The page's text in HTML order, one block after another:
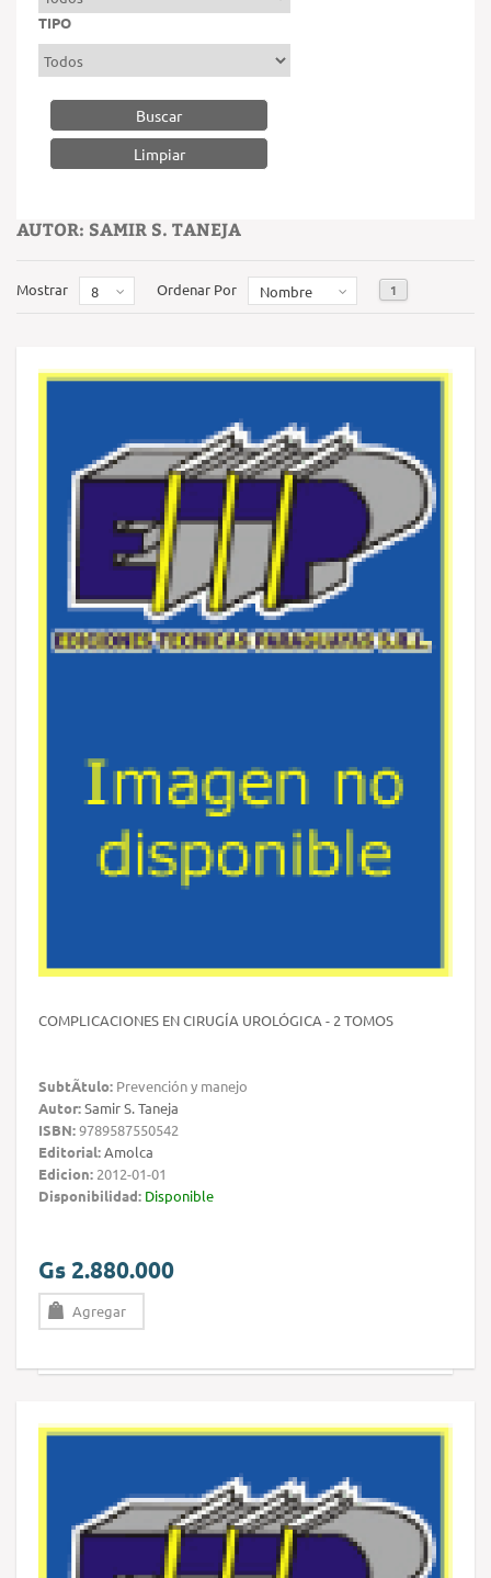
TIPO
Buscar
AUTOR: SAMIR S. TANEJA
Mostrar 8 Ordenar Por Nombre 1
COMPLICACIONES EN CIRUGÍA UROLÓGICA - 2 TOMOS
SubtÃ­tulo: Prevención y manejo
Autor:Samir S. Taneja
ISBN:9789587550542
Editorial:Amolca
Edicion: 2012-01-01
Disponibilidad: Disponible
Gs 2.880.000
Agregar